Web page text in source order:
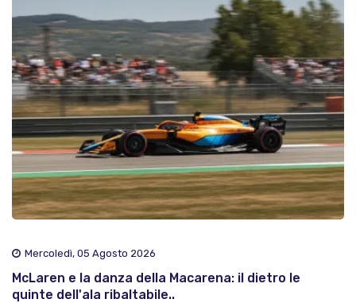
Mercoledì, 05 Agosto 2026
McLaren e la danza della Macarena: il dietro le
quinte dell'ala ribaltabile..